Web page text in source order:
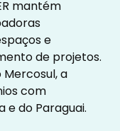
mantém
e
de projetos.
a
com
e do Paraguai.